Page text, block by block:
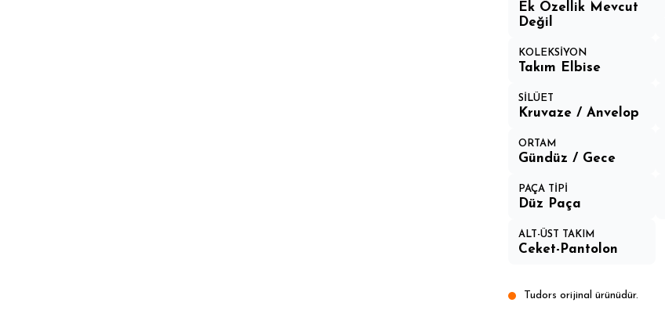
Ek Özellik Mevcut
Değil
KOLEKSİYON
Takım Elbise
SİLÜET
Kruvaze / Anvelop
ORTAM
Gündüz / Gece
PAÇA TİPİ
Düz Paça
ALT-ÜST TAKIM
Ceket-Pantolon
Tudors orijinal ürünüdür.